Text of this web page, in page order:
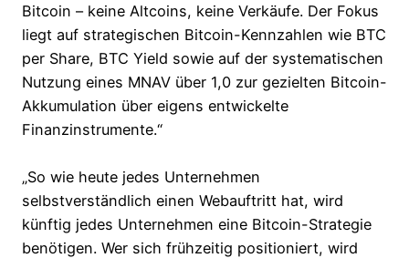
Bitcoin – keine Altcoins, keine Verkäufe. Der Fokus
liegt auf strategischen Bitcoin-Kennzahlen wie BTC
per Share, BTC Yield sowie auf der systematischen
Nutzung eines MNAV über 1,0 zur gezielten Bitcoin-
Akkumulation über eigens entwickelte
Finanzinstrumente.“
„So wie heute jedes Unternehmen
selbstverständlich einen Webauftritt hat, wird
künftig jedes Unternehmen eine Bitcoin-Strategie
benötigen. Wer sich frühzeitig positioniert, wird